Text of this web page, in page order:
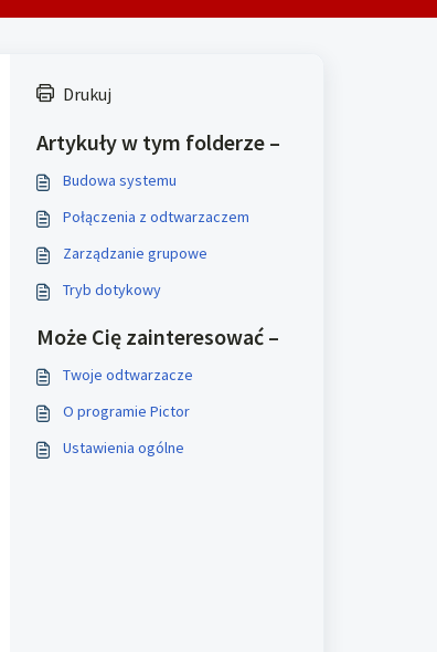
Drukuj
Artykuły w tym folderze –
Budowa systemu
Połączenia z odtwarzaczem
Zarządzanie grupowe
Tryb dotykowy
Może Cię zainteresować –
Twoje odtwarzacze
O programie Pictor
Ustawienia ogólne